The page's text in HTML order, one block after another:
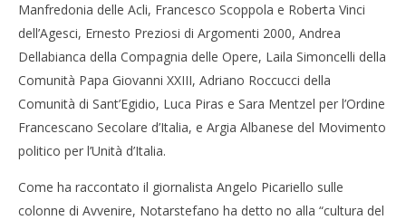
Manfredonia delle Acli, Francesco Scoppola e Roberta Vinci
dell’Agesci, Ernesto Preziosi di Argomenti 2000, Andrea
Dellabianca della Compagnia delle Opere, Laila Simoncelli della
Comunità Papa Giovanni XXIII, Adriano Roccucci della
Comunità di Sant’Egidio, Luca Piras e Sara Mentzel per l’Ordine
Francescano Secolare d’Italia, e Argia Albanese del Movimento
politico per l’Unità d’Italia.
Come ha raccontato il giornalista Angelo Picariello sulle
colonne di Avvenire, Notarstefano ha detto no alla “cultura del